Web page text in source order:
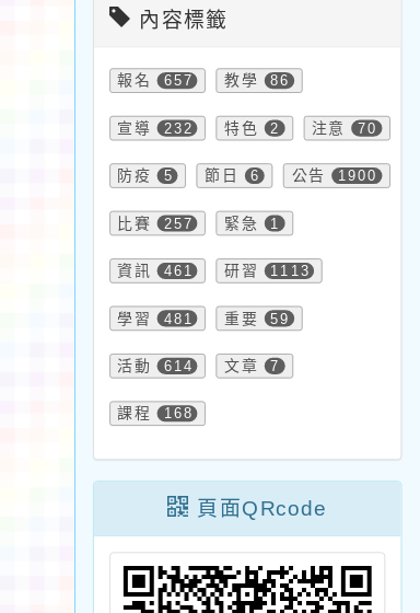
內容標籤
報名 657 教學 86
宣導 232 特色 2 注意 70
防疫 5 節日 6 公告 1900
比賽 257 緊急 1
資訊 461 研習 1113
學習 481 重要 59
活動 614 文章 7
課程 168
頁面QRcode
立觀音高級中
辦理「【金融
能研習，鼓勵
躍報名參加，
鼓勵參訪本市北區青
年活動中心「桃漾